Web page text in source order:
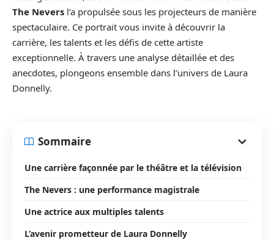
The Nevers l’a propulsée sous les projecteurs de manière
spectaculaire. Ce portrait vous invite à découvrir la
carrière, les talents et les défis de cette artiste
exceptionnelle. À travers une analyse détaillée et des
anecdotes, plongeons ensemble dans l’univers de Laura
Donnelly.
Sommaire
Une carrière façonnée par le théâtre et la télévision
The Nevers : une performance magistrale
Une actrice aux multiples talents
L’avenir prometteur de Laura Donnelly